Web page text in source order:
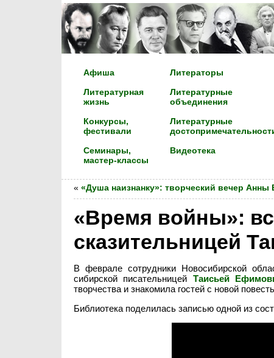
Афиша
Литературная
жизнь
Конкурсы,
фестивали
Семинары,
мастер-классы
Литераторы
Литературные
объединения
Литературные
Видеотека
« «Душа наизнанку»: творческий вечер Анны
«Время войны»:
сказительницей
В феврале сотрудники Новосибирской
сибирской писательницей Таисьей
творчества и знакомила гостей с новой
Библиотека поделилась записью одной из